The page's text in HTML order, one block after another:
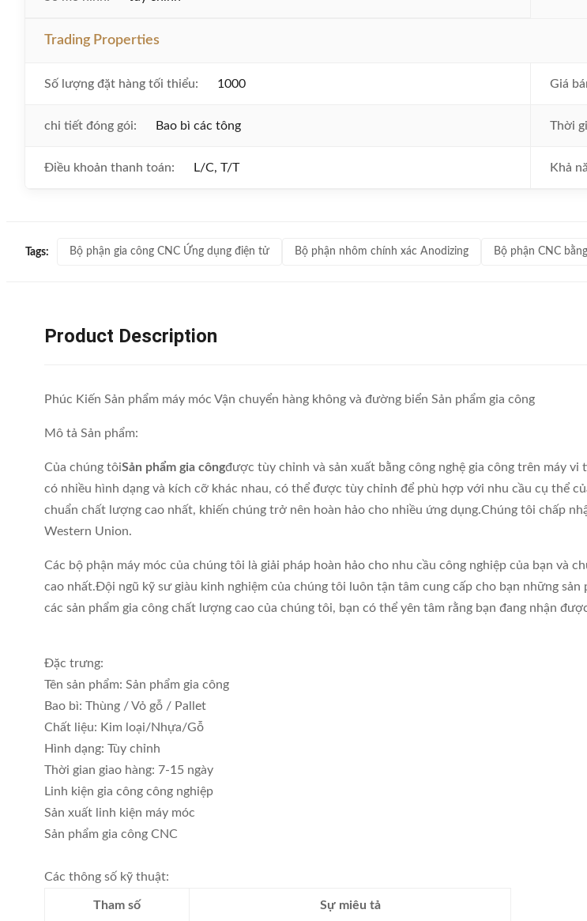
Trading Properties
Số lượng đặt hàng tối thiểu: 1000 Giá
chi tiết đóng gói: Bao bì các tông Thời
Điều khoản thanh toán: L/C, T/T Khả
Tags: Bộ phận gia công CNC Ứng dụng điện tử Bộ phận nhôm chính xác Anodizing Bộ phận CNC
Product Description
Phúc Kiến Sản phẩm máy móc Vận chuyển hàng không và đường biển Sản phẩm gia công
Mô tả Sản phẩm:
Của chúng tôiSản phẩm gia côngđược tùy chỉnh và sản xuất bằng công nghệ gia công trên máy
có nhiều hình dạng và kích cỡ khác nhau, có thể được tùy chỉnh để phù hợp với nhu cầu cụ thể
chuẩn chất lượng cao nhất, khiến chúng trở nên hoàn hảo cho nhiều ứng dụng.Chúng tôi chấp
Western Union.
Các bộ phận máy móc của chúng tôi là giải pháp hoàn hảo cho nhu cầu công nghiệp của bạn và
cao nhất.Đội ngũ kỹ sư giàu kinh nghiệm của chúng tôi luôn tận tâm cung cấp cho bạn những
các sản phẩm gia công chất lượng cao của chúng tôi, bạn có thể yên tâm rằng bạn đang nhận
Đặc trưng:
Tên sản phẩm: Sản phẩm gia công
Bao bì: Thùng / Vỏ gỗ / Pallet
Chất liệu: Kim loại/Nhựa/Gỗ
Hình dạng: Tùy chỉnh
Thời gian giao hàng: 7-15 ngày
Linh kiện gia công công nghiệp
Sản xuất linh kiện máy móc
Sản phẩm gia công CNC
Các thông số kỹ thuật:
Tham số Sự miêu tả